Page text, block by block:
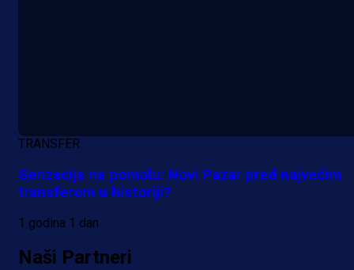
TRANSFER
Senzacija na pomolu: Novi Pazar pred najvećim
transferom u historiji?
1 godina 1 dan
Naši Partneri